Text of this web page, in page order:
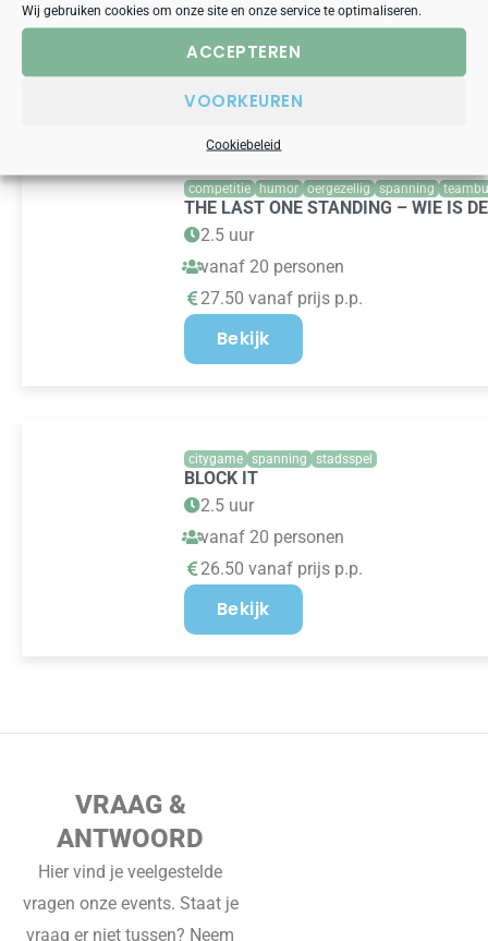
Wij gebruiken cookies om onze site en onze service te optimaliseren.
ACCEPTEREN
VOORKEUREN
Cookiebeleid
19.50 vanaf prijs p.p.
competitie humor oergezellig spanning
THE LAST ONE STANDING – WIE IS
2.5 uur
vanaf 20 personen
27.50 vanaf prijs p.p.
Bekijk
citygame spanning stadsspel
BLOCK IT
2.5 uur
vanaf 20 personen
26.50 vanaf prijs p.p.
Bekijk
VRAAG &
ANTWOORD
Hier vind je veelgestelde
vragen onze events. Staat je
vraag er niet tussen? Neem